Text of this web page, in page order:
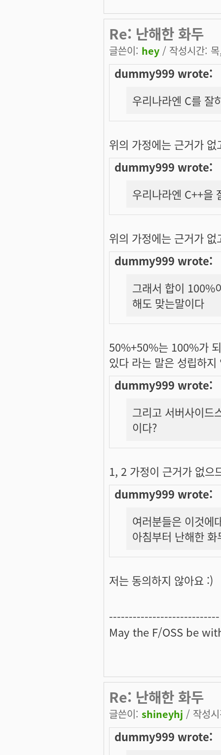
Re: 난해한 화두
글쓴이: hey / 작성시간:
dummy999 wrote:
우리나라엔 C를 잘
위의 가정에는 근거가
dummy999 wrote:
우리나라엔 C++을
위의 가정에는 근거가
dummy999 wrote:
그래서 합이 100%
해도 맞는말이다
50%+50%는 100%가
있다 라는 말은 성립하지
dummy999 wrote:
그리고 서버사이드
이다?
1, 2 가정이 근거가 없으
dummy999 wrote:
여러분들은 이것에
아침부터 난해한
저는 동의하지 않아요 :)
----------------------------
May the F/OSS be
Re: 난해한 화두
글쓴이: shineyhj / 작성
dummy999 wrote: